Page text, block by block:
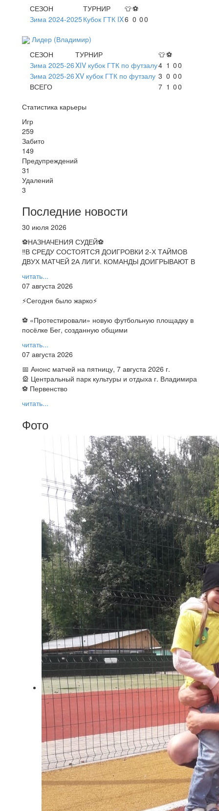
СЕЗОН ТУРНИР 👕⚽
Зима 2024-2025Кубок ГТК IX6 0 00
Лидер (Владимир)
СЕЗОН
ТУРНИР 👕⚽
Зима 2025-26XIV кубок ГТК по футзалу4 1 00
Зима 2025-26XV кубок ГТК по футзалу 3 0 00
ВСЕГО
7 1 00
Статистика карьеры
Игр
259
Забито
149
Предупреждений
31
Удалений
3
Последние новости
30 июля 2026
⚽НАЗНАЧЕНИЯ СУДЕЙ⚽
‼В СРЕДУ СОСТОЯТСЯ ДОИГРОВКИ 2-Х ТАЙМОВ
ДВУХ МАТЧЕЙ 2А ЛИГИ. КОМАНДЫ ДОИГРЫВАЮТ В
читать...
07 августа 2026
⚡️Сегодня было жарко⚡️
⚽ ️«Протестировали» новую футбольную площадку в
посёлке Бег, созданную общими
читать...
07 августа 2026
📅 Анонс матчей на пятницу, 7 августа 2026 г.
🎡 Центральный парк культуры и отдыха г. Владимира
⚽ Первенство
читать...
Фото